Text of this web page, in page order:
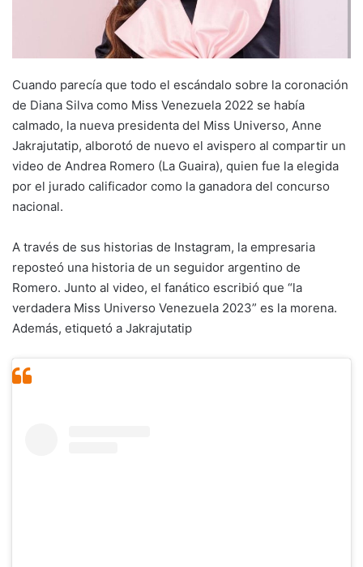
Cuando parecía que todo el escándalo sobre la coronación
de Diana Silva como Miss Venezuela 2022 se había
calmado, la nueva presidenta del Miss Universo, Anne
Jakrajutatip, alborotó de nuevo el avispero al compartir un
video de Andrea Romero (La Guaira), quien fue la elegida
por el jurado calificador como la ganadora del concurso
nacional.
A través de sus historias de Instagram, la empresaria
reposteó una historia de un seguidor argentino de
Romero. Junto al video, el fanático escribió que “la
verdadera Miss Universo Venezuela 2023” es la morena.
Además, etiquetó a Jakrajutatip